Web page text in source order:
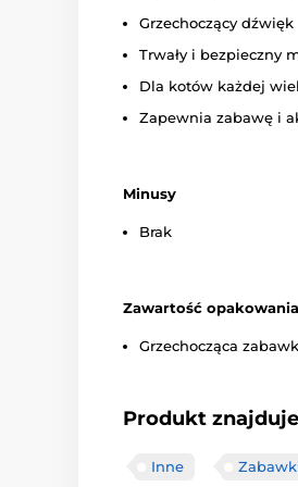
Grzechoczący dźwięk
Trwały i bezpieczny
Dla kotów każdej
Zapewnia zabawę i
Minusy
Brak
Zawartość opakowania
Grzechocząca
Produkt
Inne